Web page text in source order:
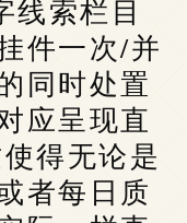
线索栏目
件一次/并
同时处置
应呈现直
得无论是
者每日质